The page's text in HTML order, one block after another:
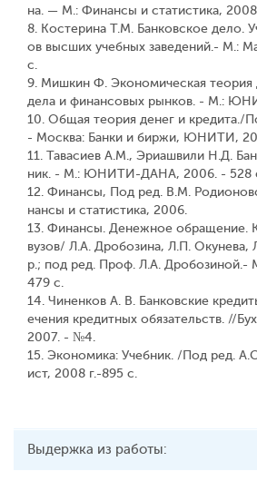
на. — М.: Финансы и статистика,
8. Костерина Т.М. Банковское дело.
ов высших учебных заведений.- М.:
с.
9. Мишкин Ф. Экономическая теория
дела и финансовых рынков. - М.:
10. Общая теория денег и кредита./
- Москва: Банки и биржи, ЮНИТИ,
11. Тавасиев А.М., Эриашвили Н.Д.
ник. - М.: ЮНИТИ-ДАНА, 2006. - 528
12. Финансы, Под ред. В.М.
нансы и статистика, 2006.
13. Финансы. Денежное обращение.
вузов/ Л.А. Дробозина, Л.П. Окунева,
р.; под ред. Проф. Л.А.
479 с.
14. Чиненков А. В. Банковские
ечения кредитных обязательств. //
2007. - №4.
15. Экономика: Учебник. /Под ред.
ист, 2008 г.-895 с.
Выдержка из работы: